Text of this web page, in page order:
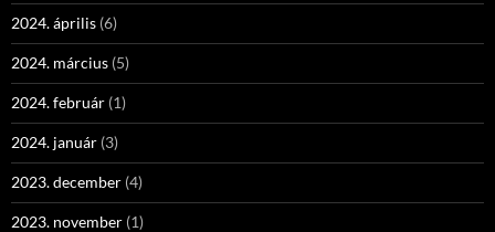
2024. április (6)
2024. március (5)
2024. február (1)
2024. január (3)
2023. december (4)
2023. november (1)